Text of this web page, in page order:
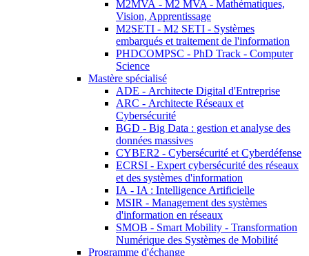
M2MVA - M2 MVA - Mathématiques,
Vision, Apprentissage
M2SETI - M2 SETI - Systèmes
embarqués et traitement de l'information
PHDCOMPSC - PhD Track - Computer
Science
Mastère spécialisé
ADE - Architecte Digital d'Entreprise
ARC - Architecte Réseaux et
Cybersécurité
BGD - Big Data : gestion et analyse des
données massives
CYBER2 - Cybersécurité et Cyberdéfense
ECRSI - Expert cybersécurité des réseaux
et des systèmes d'information
IA - IA : Intelligence Artificielle
MSIR - Management des systèmes
d'information en réseaux
SMOB - Smart Mobility - Transformation
Numérique des Systèmes de Mobilité
Programme d'échange